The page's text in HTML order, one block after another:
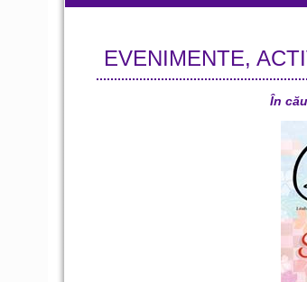
EVENIMENTE,
În